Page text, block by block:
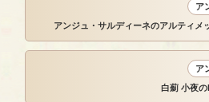
ア
アンジュ・サルディーネのアルティメ
ア
白薊 小夜の